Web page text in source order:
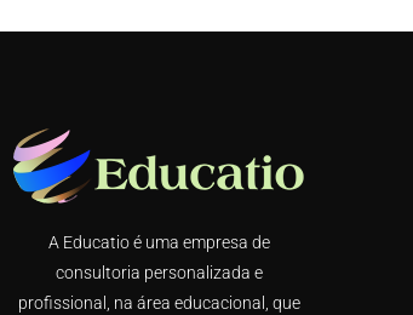
A Educatio é uma empresa de
consultoria personalizada e
profissional, na área educacional, que